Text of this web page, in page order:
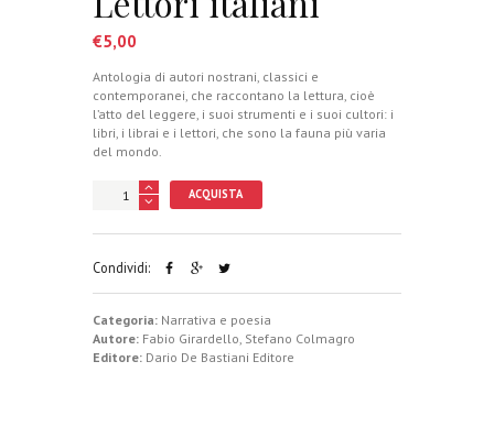
€5,00
Antologia di autori nostrani, classici e
contemporanei, che raccontano la lettura, cioè
l’atto del leggere, i suoi strumenti e i suoi cultori: i
libri, i librai e i lettori, che sono la fauna più varia
del mondo.
ACQUISTA
Condividi:
Categoria: Narrativa e poesia
Autore: Fabio Girardello, Stefano Colmagro
Editore: Dario De Bastiani Editore